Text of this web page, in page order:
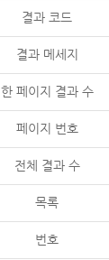
결과 코드
결과 메세지
한 페이지 결과 수
페이지 번호
전체 결과 수
목록
번호